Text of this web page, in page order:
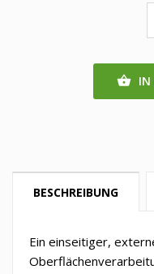
 IN
BESCHREIBUNG
Ein einseitiger,